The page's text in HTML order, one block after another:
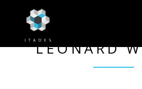
LÉONARD